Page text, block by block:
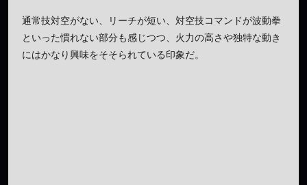
通常技対空がない、リーチが短い、対空技コマンドが波動拳
といった慣れない部分も感じつつ、火力の高さや独特な動き
にはかなり興味をそそられている印象だ。